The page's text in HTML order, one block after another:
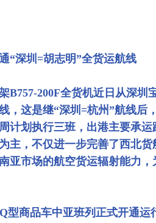
“深圳=胡志明”全货运航线
B757-200F全货机近日从深
，这是继“深圳=杭州”航线后
计划执行三班，出港主要承
主，不仅进一步完善了西北
亚市场的航空货运辐射能力
型商品车中亚班列正式开通运